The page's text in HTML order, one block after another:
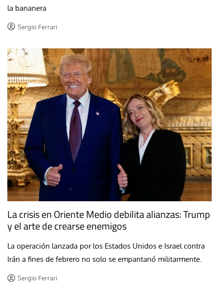
la bananera
Sergio Ferrari
La crisis en Oriente Medio debilita alianzas: Trump
y el arte de crearse enemigos
La operación lanzada por los Estados Unidos e Israel contra
Irán a fines de febrero no solo se empantanó militarmente.
Sergio Ferrari